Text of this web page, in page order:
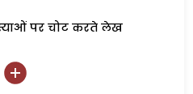
पर चोट करते लेख